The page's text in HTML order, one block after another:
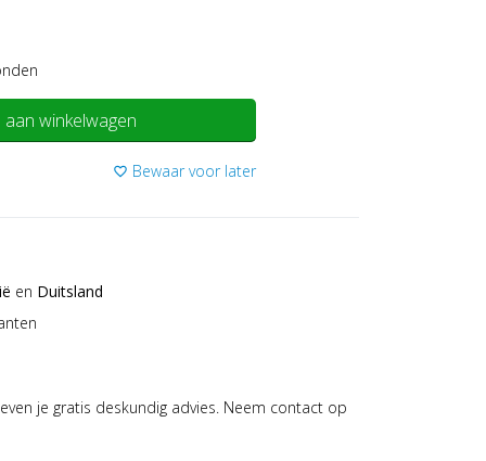
winkelwagen
favorite_border Bewaar voor later
en Duitsland
je gratis deskundig advies. Neem contact op